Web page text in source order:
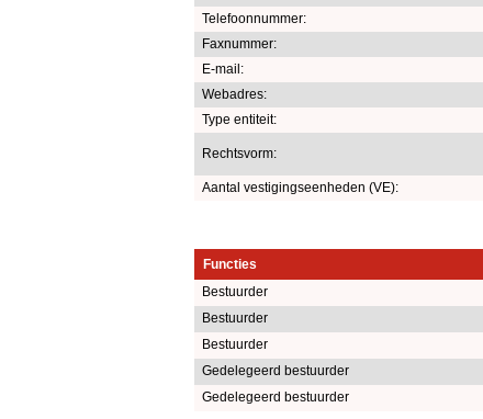
Telefoonnummer:
Faxnummer:
E-mail:
Webadres:
Type entiteit:
Rechtsvorm:
Aantal vestigingseenheden (VE):
Functies
Bestuurder
Bestuurder
Bestuurder
Gedelegeerd bestuurder
Gedelegeerd bestuurder